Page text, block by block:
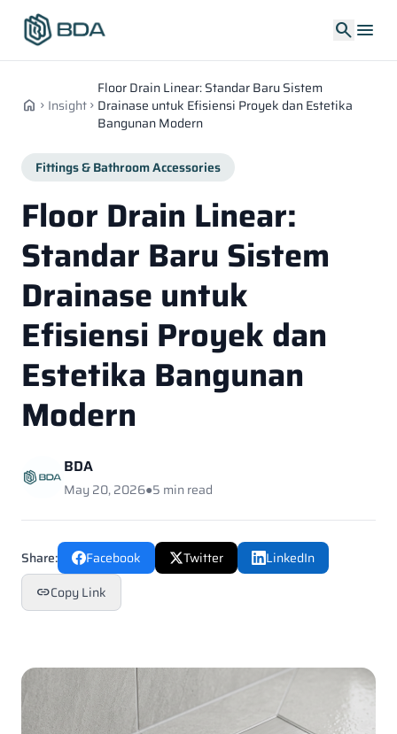
search menu
home chevron_right Insight chevron_right
Floor Drain Linear: Standar Baru Sistem
Drainase untuk Efisiensi Proyek dan Estetika
Bangunan Modern
Fittings & Bathroom Accessories
Floor Drain Linear:
Standar Baru Sistem
Drainase untuk
Efisiensi Proyek dan
Estetika Bangunan
Modern
BDA
May 20, 2026●5 min read
Share: Facebook Twitter LinkedIn
linkCopy Link